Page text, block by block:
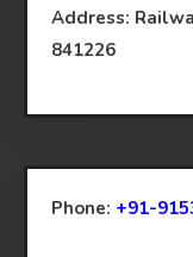
Address:
841226
Phone: +91-